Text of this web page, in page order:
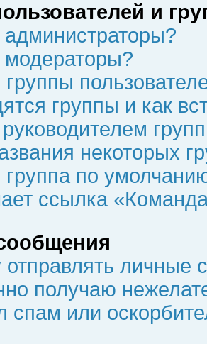
и
администраторы?
модераторы?
группы
группы и как
руководителем
некоторых
группа по
ссылка
отправлять личные
получаю
спам или